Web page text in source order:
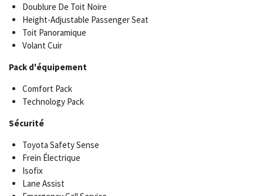
Doublure De Toit Noire
Height-Adjustable Passenger Seat
Toit Panoramique
Volant Cuir
Pack d'équipement
Comfort Pack
Technology Pack
Sécurité
Toyota Safety Sense
Frein Électrique
Isofix
Lane Assist